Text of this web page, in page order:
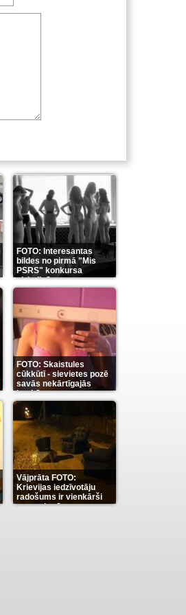
FOTO: Interesantas
bildes no pirmā "Mis
PSRS" konkursa
aizkulisēm(12)
FOTO: Skaistules
cūkkūtī - sievietes pozē
savās nekārtīgajās
istabās(12)
Vājprāta FOTO:
Krievijas iedzīvotāju
radošums ir vienkārši
neaprakstāms(7)